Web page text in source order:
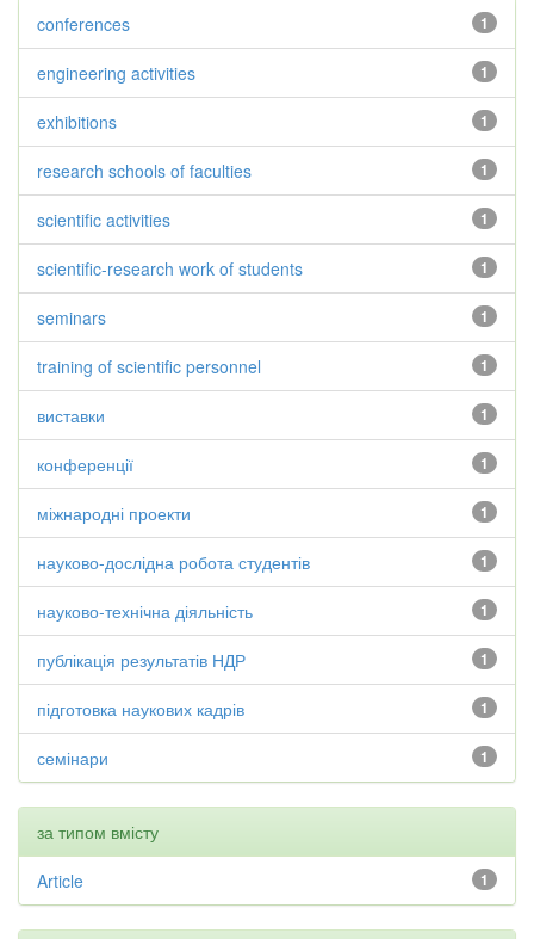
1
conferences
1
engineering activities
1
exhibitions
1
research schools of faculties
1
scientific activities
1
scientific-research work of students
1
seminars
1
training of scientific personnel
1
виставки
1
конференції
1
міжнародні проекти
1
науково-дослідна робота студентів
1
науково-технічна діяльність
1
публікація результатів НДР
1
підготовка наукових кадрів
1
семінари
за типом вмісту
1
Article